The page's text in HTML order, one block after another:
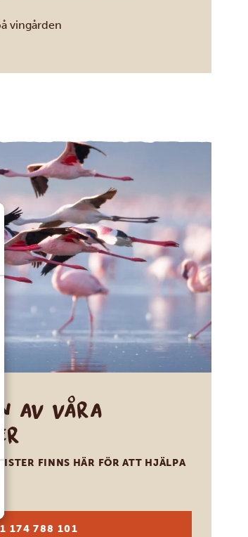
vingården
av våra
FINNS HÄR FÖR ATT HJÄLPA
174 788 101